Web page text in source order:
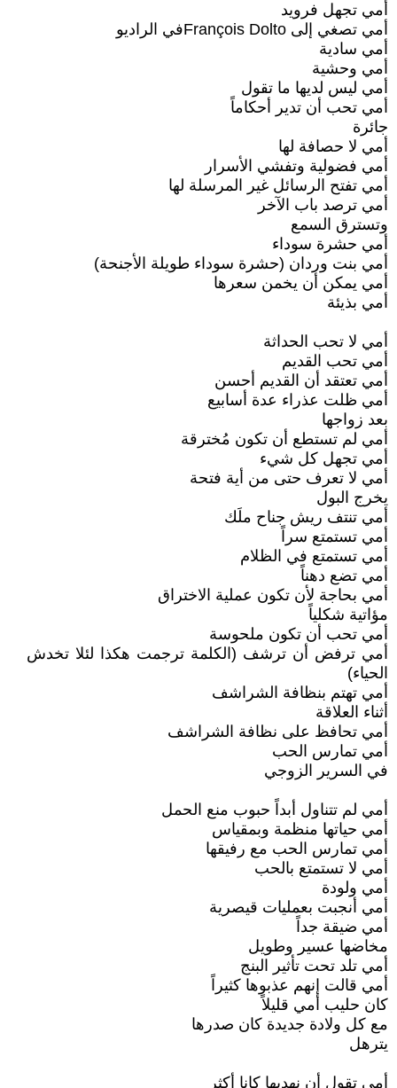
أمي تجهل فرويد
أمي تصغي إلى François Doltoفي الراديو
أمي سادية
أمي وحشية
أمي ليس لديها ما تقول
أمي تحب أن تدير أحكاماً
جائرة
أمي لا حصافة لها
أمي فضولية وتفشي الأسرار
أمي تفتح الرسائل غير المرسلة لها
أمي ترصد باب الآخر
وتسترق السمع
أمي حشرة سوداء
أمي بنت وردان (حشرة سوداء طويلة الأجنحة)
أمي يمكن أن يخمن سعرها
أمي بذيئة
أمي لا تحب الحداثة
أمي تحب القديم
أمي تعتقد أن القديم أحسن
أمي ظلت عذراء عدة أسابيع
بعد زواجها
أمي لم تستطع أن تكون مُخترقة
أمي تجهل كل شيء
أمي لا تعرف حتى من أية فتحة
يخرج البول
أمي تنتف ريش جناح ملَك
أمي تستمتع سراً
أمي تستمتع في الظلام
أمي تضع دهناً
أمي بحاجة لأن تكون عملية الاختراق
مؤاتية شكلياً
أمي تحب أن تكون ملحوسة
أمي ترفض أن ترشف (الكلمة ترجمت هكذا لئلا تخدش
الحياء)
أمي تهتم بنظافة الشراشف
أثناء العلاقة
أمي تحافظ على نظافة الشراشف
أمي تمارس الحب
في السرير الزوجي
أمي لم تتناول أبداً حبوب منع الحمل
أمي حياتها منظمة وبمقياس
أمي تمارس الحب مع رفيقها
أمي لا تستمتع بالحب
أمي ولودة
أمي أنجبت بعمليات قيصرية
أمي ضيقة جداً
مخاضها عسير وطويل
أمي تلد تحت تأثير البنج
أمي قالت إنهم عذبوها كثيراً
كان حليب أمي قليلاً
مع كل ولادة جديدة كان صدرها
يترهل
أمي تقول أن نهديها كانا أكثر